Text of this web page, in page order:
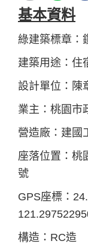
基本資料
綠建築標章：
建築用途：住
設計單位：陳
業主：桃園市
營造廠：建國
座落位置：桃
號
GPS座標：
構造：RC造